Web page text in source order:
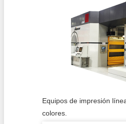
Equipos de impresión
colores.